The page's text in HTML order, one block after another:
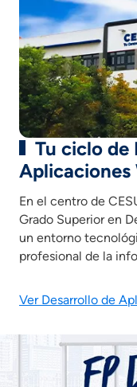
Tu ciclo de
Aplicaciones
En el centro de
Grado Superior en
un entorno
profesional de la
Ver Desarrollo de